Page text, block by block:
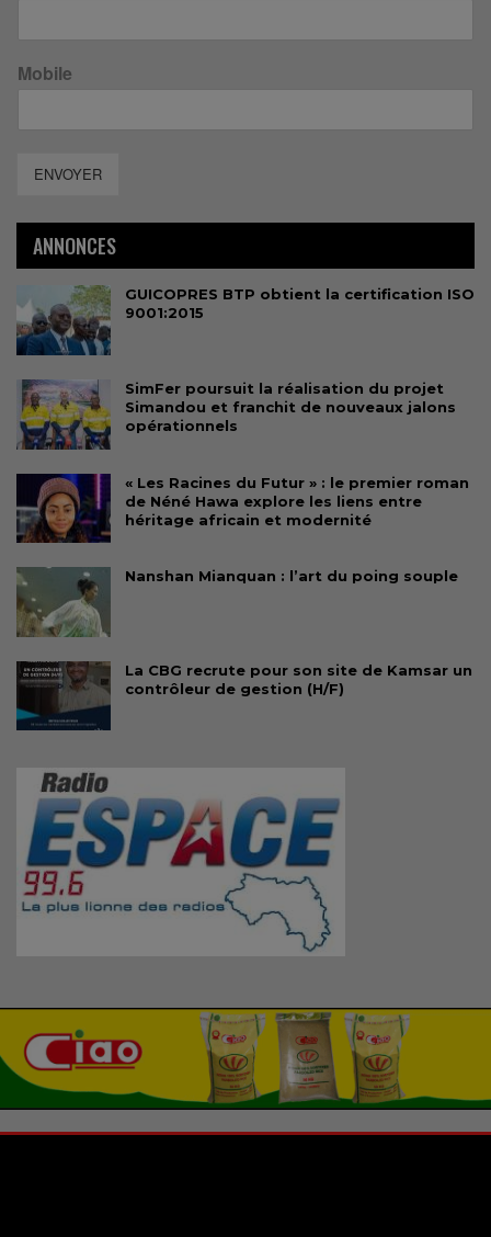
Mobile
ENVOYER
ANNONCES
GUICOPRES BTP obtient la certification ISO
9001:2015
SimFer poursuit la réalisation du projet
Simandou et franchit de nouveaux jalons
opérationnels
« Les Racines du Futur » : le premier roman
de Néné Hawa explore les liens entre
héritage africain et modernité
Nanshan Mianquan : l’art du poing souple
La CBG recrute pour son site de Kamsar un
contrôleur de gestion (H/F)